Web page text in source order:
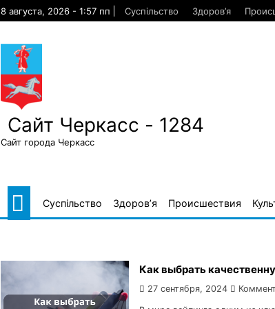
8 августа, 2026 - 1:57 пп Суспільство Здоров’я
Сайт Черкасс - 1284
Сайт города Черкасс
Суспільство Здоров’я Происшествия
Как выбрать
27 сентября, 2024